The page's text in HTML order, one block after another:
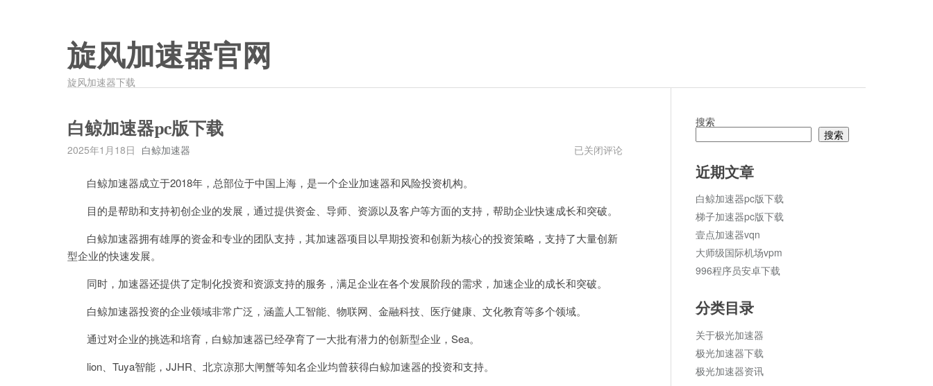
旋风加速器官网
旋风加速器下载
白鲸加速器pc版下载
2025年1月18日 白鲸加速器
白
pc
版
载
已关闭评论
白鲸加速器成立于2018年，总部位于中国上海，是一个企业加速器和风险投资机构。
目的是帮助和支持初创企业的发展，通过提供资金、导师、资源以及客户等方面的支持，帮助企业快速成长和突破。
白鲸加速器拥有雄厚的资金和专业的团队支持，其加速器项目以早期投资和创新为核心的投资策略，支持了大量创新
型企业的快速发展。
同时，加速器还提供了定制化投资和资源支持的服务，满足企业在各个发展阶段的需求，加速企业的成长和突破。
白鲸加速器投资的企业领域非常广泛，涵盖人工智能、物联网、金融科技、医疗健康、文化教育等多个领域。
通过对企业的挑选和培育，白鲸加速器已经孕育了一大批有潜力的创新型企业，Sea。
lion、Tuya智能，JJHR、北京凉那大闸蟹等知名企业均曾获得白鲸加速器的投资和支持。
搜索
搜索
近期文章
白鲸加速器pc版下载
梯子加速器pc版下载
壹点加速器vqn
大师级国际机场vpm
996程序员安卓下载
分类目录
关于极光加速器
极光加速器下载
极光加速器资讯